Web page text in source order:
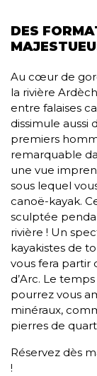
DES
Au cœur de
la rivière
entre falaises
dissimule aussi
premiers
remarquable
une vue
sous lequel
canoë-kayak.
sculptée
rivière ! Un
kayakistes de
vous fera partir
d’Arc. Le
pourrez vous
minéraux,
pierres de
Réservez dès
!